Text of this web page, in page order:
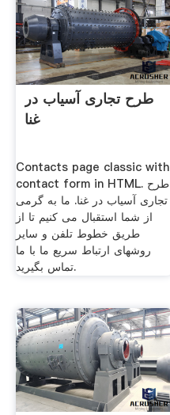
طرح تجاری آسیاب در
غنا
Contacts page classic with
contact form in HTML. طرح
تجاری آسیاب در غنا. ما به گرمی
از شما استقبال می کنیم تا از
طریق خطوط تلفن و سایر
روشهای ارتباط سریع ما با ما
تماس بگیرید.